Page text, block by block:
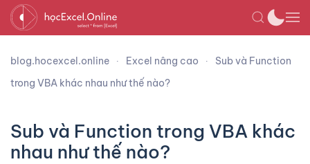
blog.hocexcel.online Excel nâng cao
Sub và Function
trong VBA khác nhau như thế nào?
Sub và Function trong VBA khác
nhau như thế nào?